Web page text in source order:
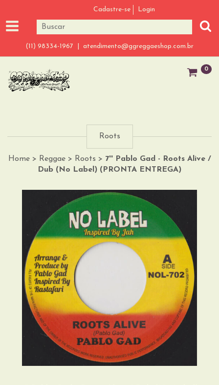
Cadastre-se Login
(11) 98334-1967 | atendimento@ggreggaeshop.com.br
0
Roots
Home > Reggae > Roots > 7'' Pablo Gad - Roots Alive /
Dub (No Label) (PRONTA ENTREGA)